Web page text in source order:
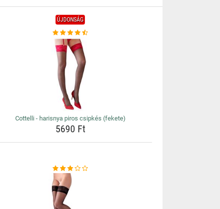
ÚJDONSÁG
Cottelli - harisnya piros csipkés (fekete)
5690 Ft